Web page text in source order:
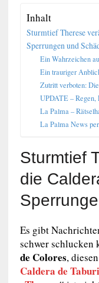
Inhalt
Sturmtief Therese
Sperrungen und
Ein Wahrzeichen
Ein trauriger
Zutritt verboten:
UPDATE – Regen,
La Palma –
La Palma News
Sturmtief
die
Es gibt
schwer schlucken
de Colores,
Caldera de